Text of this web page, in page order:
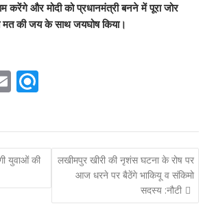
करेंगे और मोदी को प्रधानमंत्री बनने में पूरा जोर
की जय के साथ जयघोष किया।
E
ai
l
i
n
d
युवाओं की
लखीमपुर खीरी की नृशंस घटना के रोष पर
आज धरने पर बैठेंगे भाकियू व संकिमो
सदस्य :नौटी